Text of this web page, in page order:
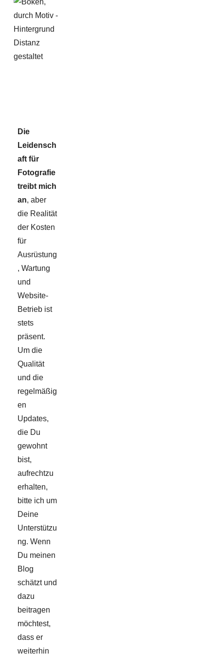
Die
Leidensch
aft für
Fotografie
treibt mich
an, aber
die Realität
der Kosten
für
Ausrüstung
, Wartung
und
Website-
Betrieb ist
stets
präsent.
Um die
Qualität
und die
regelmäßig
en
Updates,
die Du
gewohnt
bist,
aufrechtzu
erhalten,
bitte ich um
Deine
Unterstützu
ng. Wenn
Du meinen
Blog
schätzt und
dazu
beitragen
möchtest,
dass er
weiterhin